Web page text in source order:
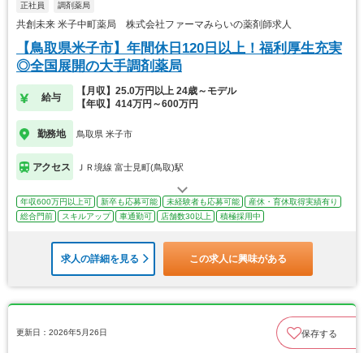
正社員 調剤薬局
共創未来 米子中町薬局 株式会社ファーマみらいの薬剤師求人
【鳥取県米子市】年間休日120日以上！福利厚生充実
◎全国展開の大手調剤薬局
給与
【月収】25.0万円以上 24歳～モデル
【年収】414万円～600万円
勤務地 鳥取県 米子市
アクセス ＪＲ境線 富士見町(鳥取)駅
年収600万円以上可 新卒も応募可能 未経験者も応募可能
産休・育休取得実績有り
総合門前
スキルアップ 車通勤可 店舗数30以上 積極採用中
求人の詳細を見る この求人に興味がある
更新日：2026年5月26日 保存する